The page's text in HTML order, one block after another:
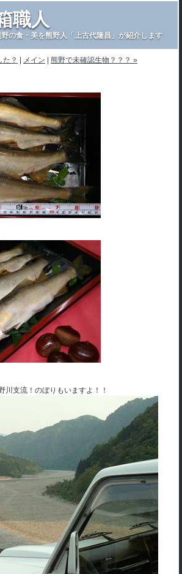
職人
の食・美を熊野人「上古代隆昌」が紹介します
た？ メイン 熊野で未確認生物？？？ »
川支流！のぼりもいますよ！！